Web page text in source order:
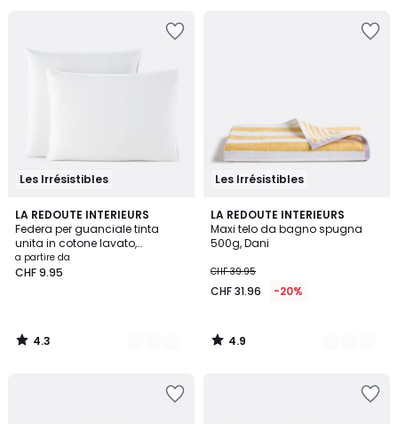
Les Irrésistibles
LA REDOUTE INTERIEURS
Federa per guanciale tinta
unita in cotone lavato,
Scenario
a partire da
CHF 9.95
4.3
/ 5
18
Colori
4.3
/
Les Irrésistibles
LA REDOUTE INTERIEURS
Maxi telo da bagno spugna
500g, Dani
CHF 39.95
CHF 31.96 -20%
4.9
/ 5
9
Colori
4.9
/